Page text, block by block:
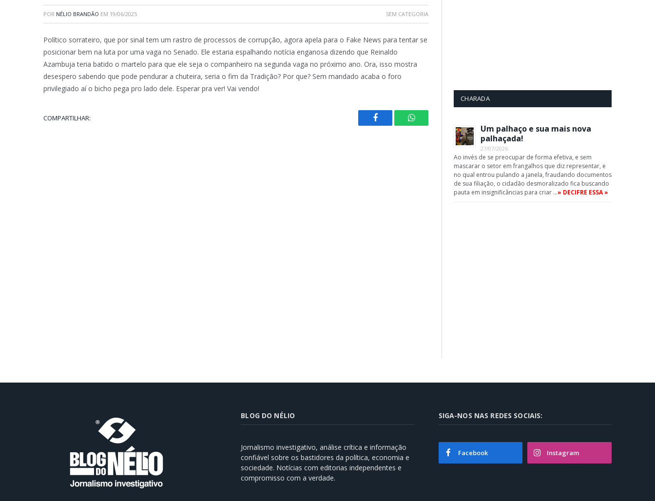
POR NÉLIO BRANDÃO EM 19/06/2025 SEM CATEGORIA
Político sorrateiro, que por sinal tem um rastro de processos de corrupção, agora apela para o Fake News para tentar se
posicionar bem na luta por uma vaga no Senado. Ele estaria espalhando notícia enganosa dizendo que Reinaldo
Azambuja teria batido o martelo para que ele seja o companheiro na segunda vaga no próximo ano. Ora, isso mostra
desespero sabendo que pode pendurar a chuteira, seria o fim da Tradição? Por que? Sem mandado acaba o foro
privilegiado aí o bicho pega pro lado dele. Esperar pra ver! Vai vendo!
COMPARTILHAR:
Facebook WhatsApp
CHARADA
Um palhaço e sua mais nova
palhaçada!
27/07/2026
Ao invés de se preocupar de forma efetiva, e sem
mascarar o setor em frangalhos que diz representar, e
no qual entrou pulando a janela, fraudando documentos
de sua filiação, o cidadão desmoralizado fica buscando
pauta em insignificâncias para criar …» DECIFRE ESSA »
BLOG DO NÉLIO
Jornalismo investigativo, análise crítica e informação
confiável sobre os bastidores da política, economia e
sociedade. Notícias com editorias independentes e
compromisso com a verdade.
SIGA-NOS NAS REDES SOCIAIS:
Facebook Instagram